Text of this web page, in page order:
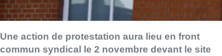
Une action de protestation aura lieu en front
commun syndical le 2 novembre devant le site